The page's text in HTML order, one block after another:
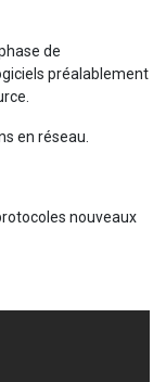
de
préalablement
en réseau.
nouveaux